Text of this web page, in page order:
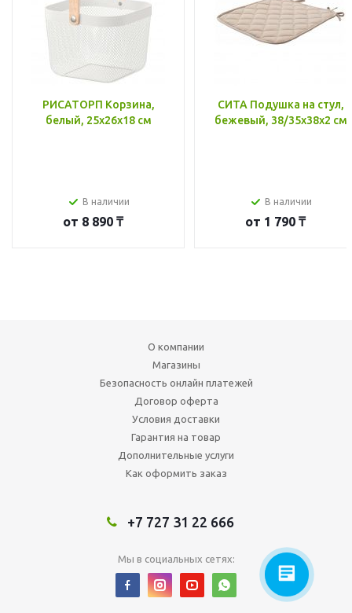
РИСАТОРП Корзина,
белый, 25x26x18 см
В наличии
от 8 890 ₸
СИТА Подушка на стул,
бежевый, 38/35x38x2 см
В наличии
от 1 790 ₸
О компании
Магазины
Безопасность онлайн платежей
Договор оферта
Условия доставки
Гарантия на товар
Дополнительные услуги
Как оформить заказ
+7 727 31 22 666
Мы в социальных сетях: